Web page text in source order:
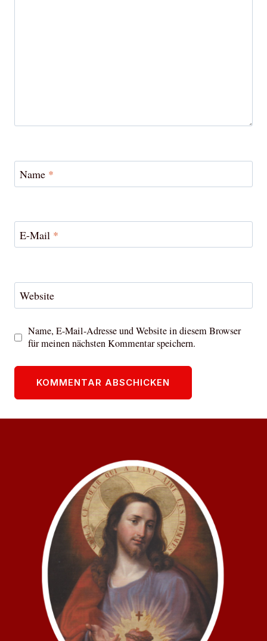
Name *
E-Mail *
Website
Name, E-Mail-Adresse und Website in diesem Browser
für meinen nächsten Kommentar speichern.